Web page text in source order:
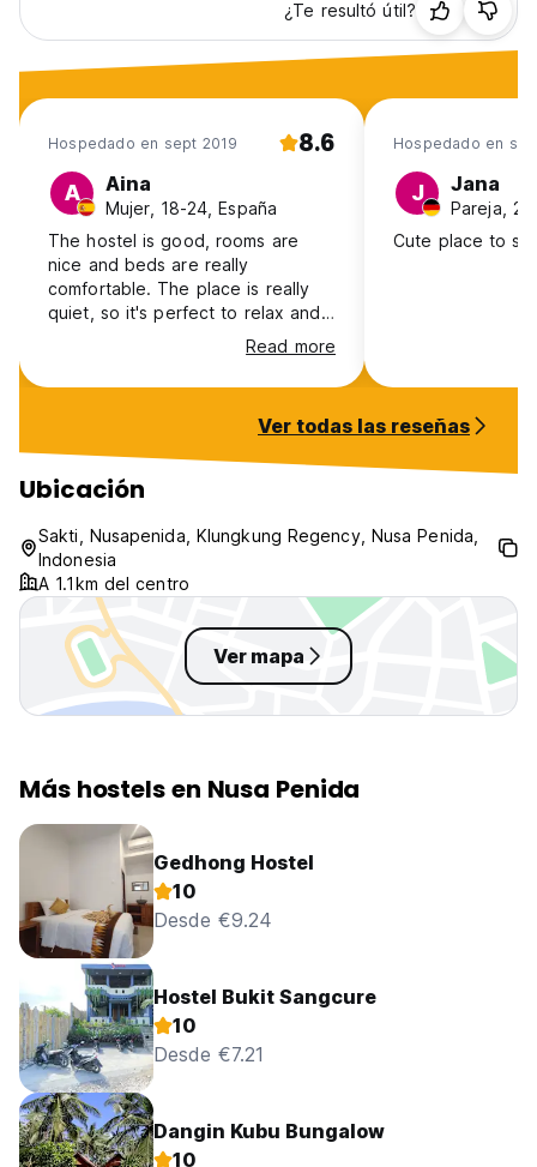
¿Te resultó útil?
Hospedado en sept 2019 8.6
A Aina
Mujer, 18-24, España
The hostel is good, rooms are
nice and beds are really
comfortable. The place is really
quiet, so it's perfect to relax and
chill for some days. If you are
looking for party, don't go there!
They also have bikes to rent, but I
better to get a driver. Breakfast
included in the price ;)
Read more
Hospedado en
J Jana
Pareja,
Cute place to
Ver todas las reseñas
Ubicación
Sakti, Nusapenida, Klungkung Regency, Nusa Penida,
Indonesia
A 1.1km del centro
Ver mapa
Más hostels en Nusa Penida
Gedhong Hostel
10
Desde €9.24
Hostel Bukit Sangcure
10
Desde €7.21
Dangin Kubu Bungalow
10